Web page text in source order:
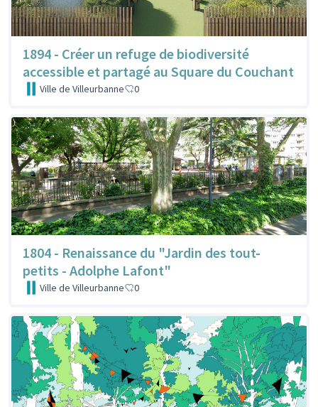
1894 - Créer un refuge de biodiversité
accessible et partagé au Square du Couchant
Ville de Villeurbanne 0
1804 - Renaissance du "Jardin des tout-
petits - Adolphe Lafont"
Ville de Villeurbanne 0